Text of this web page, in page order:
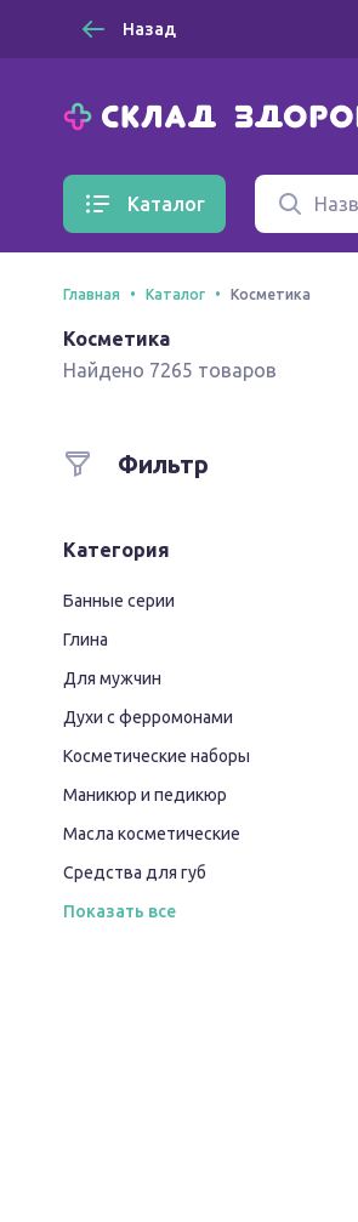
Назад
Каталог
Главная Каталог Косметика
Косметика
Найдено 7265 товаров
Фильтр
Категория
Банные серии
Глина
Для мужчин
Духи с ферромонами
Косметические наборы
Маникюр и педикюр
Масла косметические
Средства для губ
Показать все